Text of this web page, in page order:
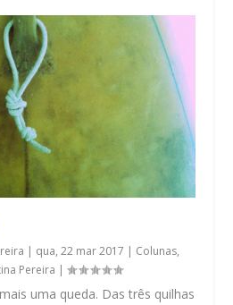
| qua, 22 mar 2017 | Colunas,
Pereira |
uma queda. Das três quilhas